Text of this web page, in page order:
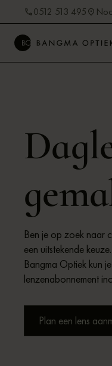
0512 513 495
Ben je op zoek naar
een uitstekende
Bangma Optiek kun
lenzenabonnement
Plan een lens